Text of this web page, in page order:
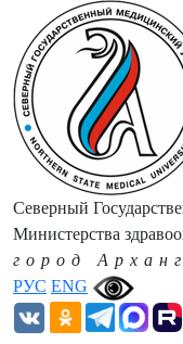
РУС ENG
Северный
Министерства
город